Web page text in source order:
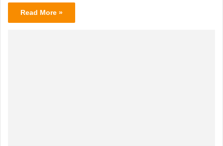
Read More »